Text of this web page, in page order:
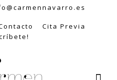
Cita Previa